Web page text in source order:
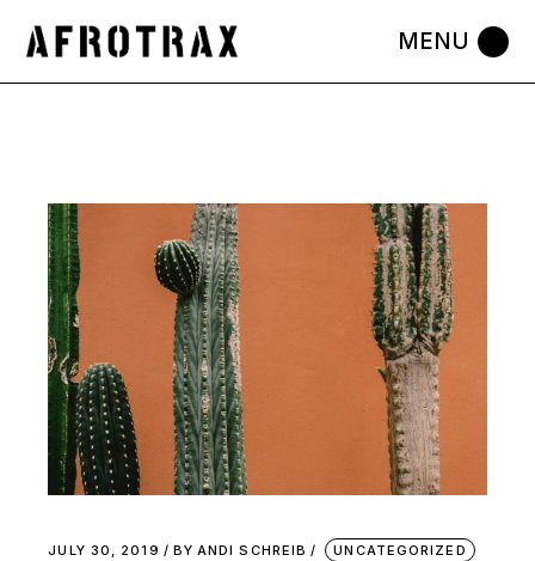
JULY 30, 2019 BY ANDI SCHREIB UNCATEGORIZED